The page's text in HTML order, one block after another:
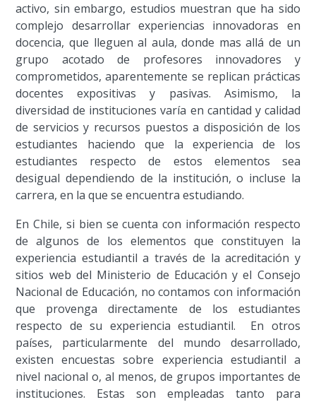
activo, sin embargo, estudios muestran que ha sido
complejo desarrollar experiencias innovadoras en
docencia, que lleguen al aula, donde mas allá de un
grupo acotado de profesores innovadores y
comprometidos, aparentemente se replican prácticas
docentes expositivas y pasivas. Asimismo, la
diversidad de instituciones varía en cantidad y calidad
de servicios y recursos puestos a disposición de los
estudiantes haciendo que la experiencia de los
estudiantes respecto de estos elementos sea
desigual dependiendo de la institución, o incluse la
carrera, en la que se encuentra estudiando.
En Chile, si bien se cuenta con información respecto
de algunos de los elementos que constituyen la
experiencia estudiantil a través de la acreditación y
sitios web del Ministerio de Educación y el Consejo
Nacional de Educación, no contamos con información
que provenga directamente de los estudiantes
respecto de su experiencia estudiantil. En otros
países, particularmente del mundo desarrollado,
existen encuestas sobre experiencia estudiantil a
nivel nacional o, al menos, de grupos importantes de
instituciones. Estas son empleadas tanto para